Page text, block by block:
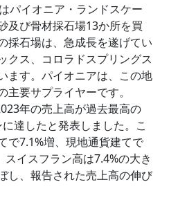
パイオニア・ランドスケー
及び骨材採石場13か所を買
採石場は、急成長を遂げてい
クス、コロラドスプリングス
ます。パイオニアは、この地
要サプライヤーです。
年の売上高が過去最高の
達したと発表しました。こ
で7.1%増、現地通貨建てで
スイスフラン高は7.4%の大き
し、報告された売上高の伸び